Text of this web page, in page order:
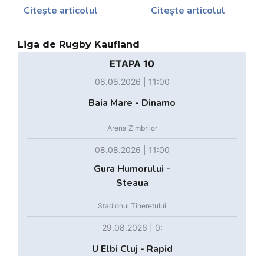
Citește articolul
Citește articolul
Liga de Rugby Kaufland
ETAPA 10
08.08.2026 | 11:00
Baia Mare - Dinamo
Arena Zimbrilor
08.08.2026 | 11:00
Gura Humorului -
Steaua
Stadionul Tineretului
29.08.2026 | 0:
U Elbi Cluj - Rapid